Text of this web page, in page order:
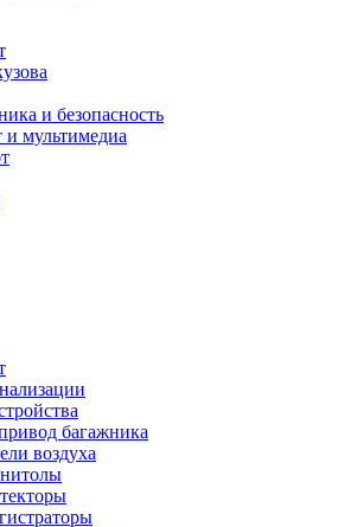
и безопасность
мультимедиа
багажника
воздуха